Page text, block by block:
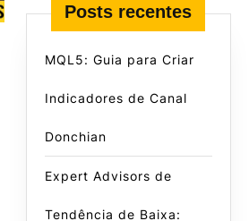
Posts recentes
MQL5: Guia para Criar
Indicadores de Canal
Donchian
Expert Advisors de
Tendência de Baixa: